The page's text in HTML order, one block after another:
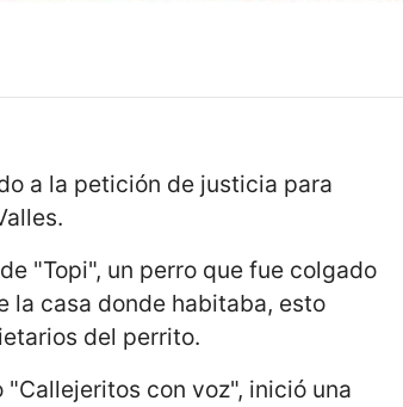
a la petición de justicia para
"Topi", un perro que fue colgado
la casa donde habitaba, esto
del perrito.
con voz", inició una